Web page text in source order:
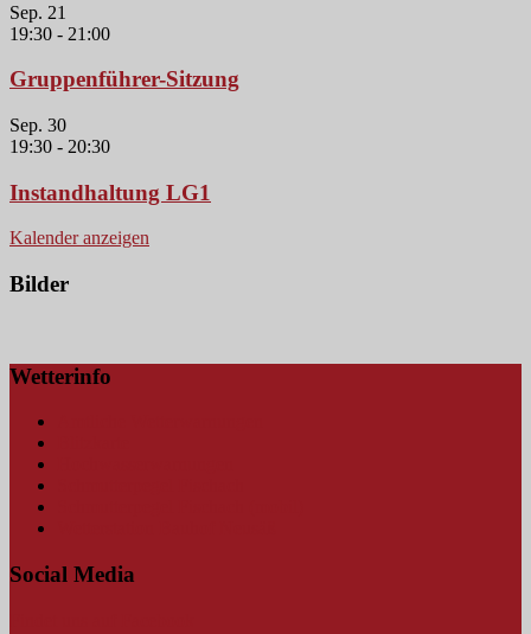
Sep. 21
19:30 - 21:00
Gruppenführer-Sitzung
Sep. 30
19:30 - 20:30
Instandhaltung LG1
Kalender anzeigen
Bilder
Wetterinfo
Social Media